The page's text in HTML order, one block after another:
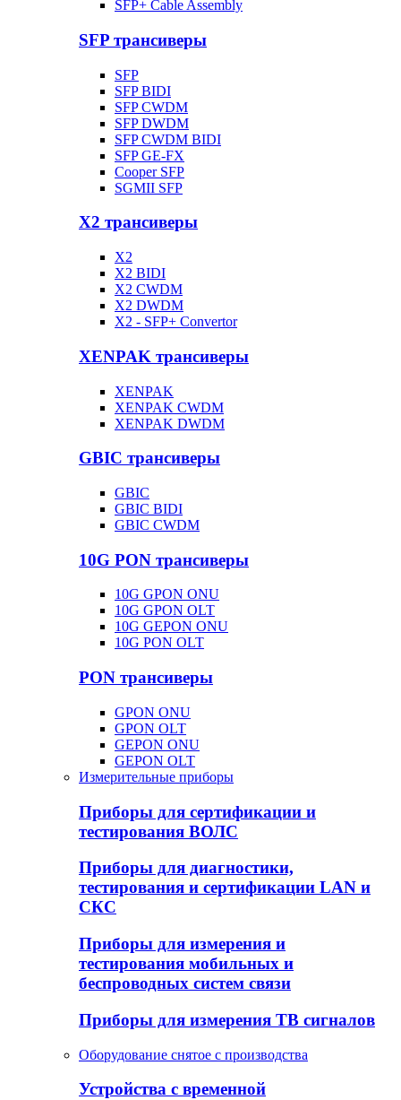
SFP+ Cable Assembly
SFP трансиверы
SFP
SFP BIDI
SFP CWDM
SFP DWDM
SFP CWDM BIDI
SFP GE-FX
Cooper SFP
SGMII SFP
X2 трансиверы
X2
X2 BIDI
X2 CWDM
X2 DWDM
X2 - SFP+ Convertor
XENPAK трансиверы
XENPAK
XENPAK CWDM
XENPAK DWDM
GBIC трансиверы
GBIC
GBIC BIDI
GBIC CWDM
10G PON трансиверы
10G GPON ONU
10G GPON OLT
10G GEPON ONU
10G PON OLT
PON трансиверы
GPON ONU
GPON OLT
GEPON ONU
GEPON OLT
Измерительные приборы
Приборы для сертификации и
тестирования ВОЛС
Приборы для диагностики,
тестирования и сертификации LAN и
СКС
Приборы для измерения и
тестирования мобильных и
беспроводных систем связи
Приборы для измерения ТВ сигналов
Оборудование снятое с производства
Устройства с временной